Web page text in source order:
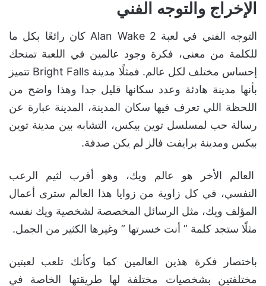
الإخراج والتوجه الفني
التوجه الفني في لعبة Alan Wake 2 كان رائعًا بكل ما
للكلمة من معنى، فكرة وجود عالمين في اللعبة تمنحك
إحساس مختلف لكل عالم. فمثلًا مدينة Bright Falls تتميز
بأنها مدينة هادئة وعدد سكانها قليل جدا وهذا واضح من
اللحظة اللي تعرف فيها سكان المدينة، المدينة عبارة عن
رسالة حب لمسلسل توين بيكس، التشابه بين مدينة توين
بيكس ومدينة برايفت فالز لم يكن صدفة.
العالم الأخر هو عالم ويك، وهو أقرب لثيم الرعب
النفسي، في كل زاوية من زوايا هذا العالم سترى أعمال
المؤلف ويك، مثل الرسائل المخصصة لشخصية ويك نفسه
مثلًا ستجد كلمة ” أنت خسرتها ” وغيرها الكثير من الجمل.
باختصار فكرة هذين العالمين كما وكأنك تلعب لعبتين
مختلفتين بشخصيات مختلفة لها طريقتها الخاصة في